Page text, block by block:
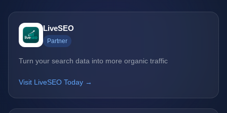
LiveSEO
Partner
Turn your search data into more organic traffic
Visit LiveSEO Today →